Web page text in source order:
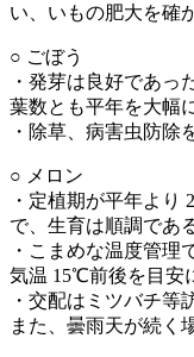
い、いもの肥大を確
○ ごぼう
・発芽は良好であっ
葉数とも平年を大幅
・除草、病害虫防除
○ メロン
・定植期が平年より
で、生育は順調であ
・こまめな温度管理
気温 15℃前後を目安
・交配はミツバチ等
また、曇雨天が続く